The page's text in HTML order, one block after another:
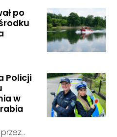
nr
a
po
artykułu:
Policji
w